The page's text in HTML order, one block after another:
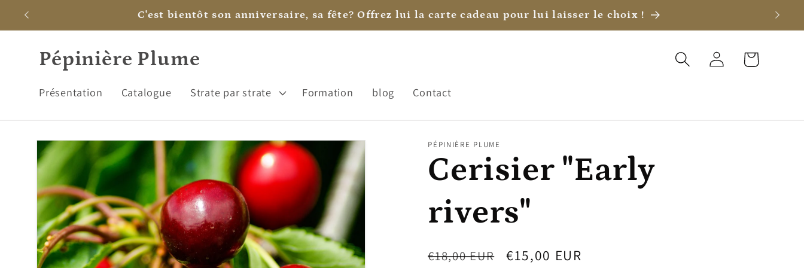
passer
au
C'est bientôt son anniversaire, sa fête? Offrez lui la carte cadeau pour lui laisser le choix !
Pépinière Plume
Présentation Catalogue Strate par strate Formation blog Contact
Connexion Panier
Passer aux
informations
produits
PÉPINIÈRE PLUME
Cerisier "Early
rivers"
Prix
€18,00 EUR
Prix
€15,00 EUR